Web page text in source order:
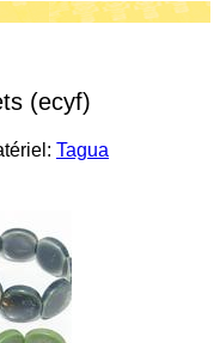
(ecyf)
Tagua